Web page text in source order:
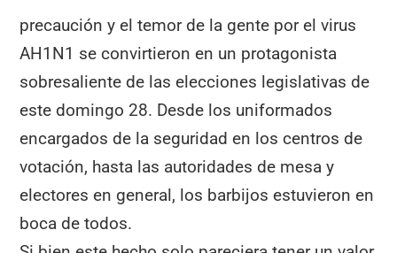
precaución y el temor de la gente por el virus
AH1N1 se convirtieron en un protagonista
sobresaliente de las elecciones legislativas de
este domingo 28. Desde los uniformados
encargados de la seguridad en los centros de
votación, hasta las autoridades de mesa y
electores en general, los barbijos estuvieron en
boca de todos.